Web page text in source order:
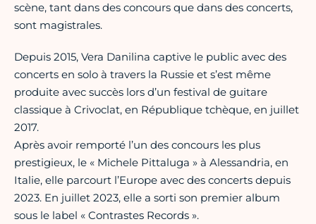
scène, tant dans des concours que dans des concerts,
sont magistrales.
Depuis 2015, Vera Danilina captive le public avec des
concerts en solo à travers la Russie et s’est même
produite avec succès lors d’un festival de guitare
classique à Crivoclat, en République tchèque, en juillet
2017.
Après avoir remporté l’un des concours les plus
prestigieux, le « Michele Pittaluga » à Alessandria, en
Italie, elle parcourt l’Europe avec des concerts depuis
2023. En juillet 2023, elle a sorti son premier album
sous le label « Contrastes Records ».